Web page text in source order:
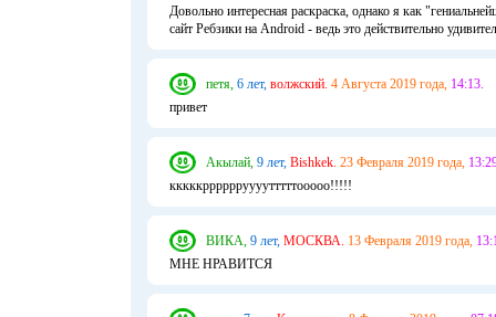
Довольно интересная раскраска, однако я как
сайт Ребзики на Android - ведь это действительно
петя, 6 лет, волжский. 4 Августа 2019 года, 14:13.
привет
Акылай, 9 лет, Bishkek. 23 Февраля 2019 года,
кккккрррррруууутттттооооо!!!!!
ВИКА, 9 лет, МОСКВА. 13 Февраля 2019 года,
МНЕ НРАВИТСЯ